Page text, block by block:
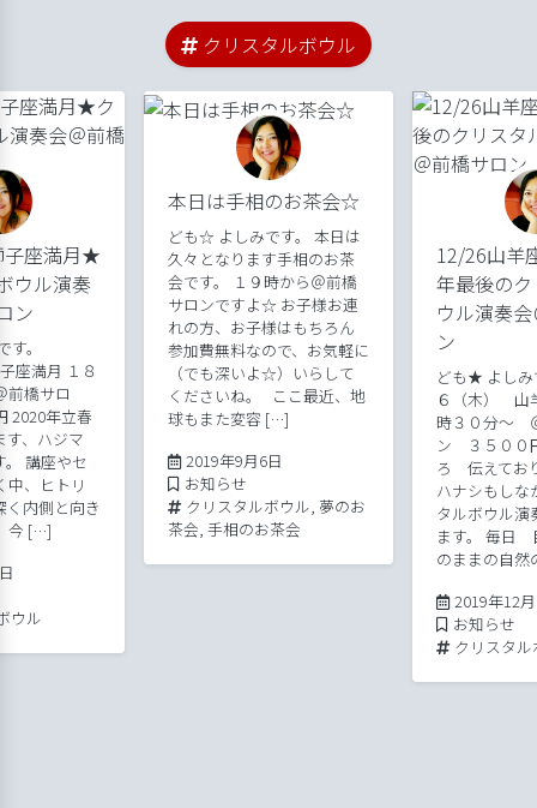
クリスタルボウル
子座満月★
ウル演奏
ン
。
座満月 １８
橋サロ
2020年立春
す、ハジマ
講座やセ
中、ヒトリ
く内側と向き
今 […]
ウル
本日は手相のお茶会☆
ども☆ よしみです。 本日は
久々となります手相のお茶
会です。 １９時から＠前橋
サロンですよ☆ お子様お連
れの方、お子様はもちろん
参加費無料なので、お気軽に
（でも深いよ☆）いらして
くださいね。 ここ最近、地
球もまた変容 […]
2019年9月6日
Posted in
お知らせ
Tags:
クリスタルボウル 夢のお
茶会 手相のお茶会
12/26山羊
年最後の
ウル演奏
ン
ども★ よしみ
６（木） 山
時３０分～
ン ３５００
ろ 伝えてお
ハナシもしな
タルボウル
ます。 毎日
のままの自
2019年12
Posted in
お知らせ
Tags:
クリスタ